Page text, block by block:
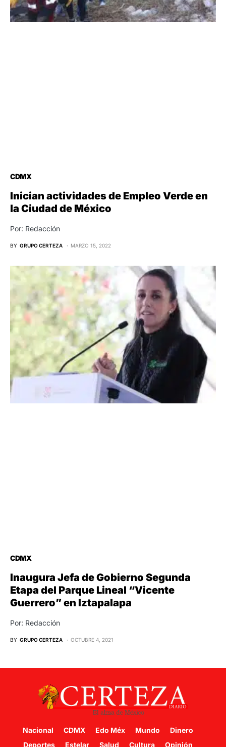
CDMX
Inician actividades de Empleo Verde en
la Ciudad de México
Por: Redacción
BY GRUPO CERTEZA MARZO 15, 2022
CDMX
Inaugura Jefa de Gobierno Segunda
Etapa del Parque Lineal “Vicente
Guerrero” en Iztapalapa
Por: Redacción
BY GRUPO CERTEZA OCTUBRE 4, 2021
Nacional CDMX Edo Méx Mundo
Dinero
Deportes
Estelar Salud Cultura Opinión